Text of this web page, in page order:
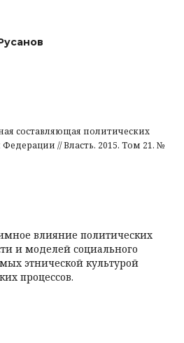
составляющая политических
// Власть. 2015. Том 21. №
влияние политических
и моделей социального
этнической культурой
процессов.